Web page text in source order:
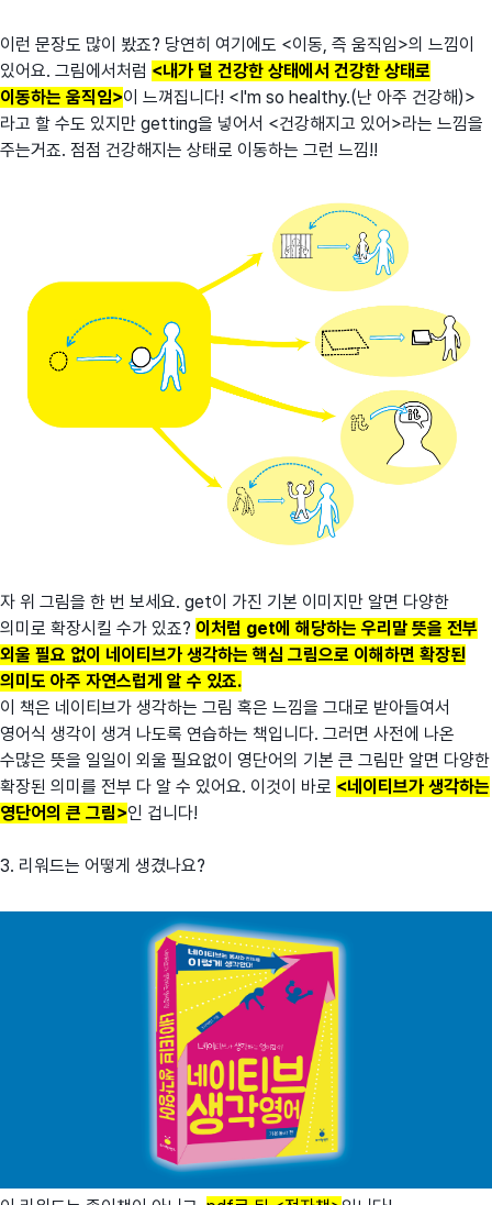
이런 문장도 많이 봤죠? 당연히 여기에도 <이동, 즉 움직임>의 느낌이
있어요. 그림에서처럼 <내가 덜 건강한 상태에서 건강한 상태로
이동하는 움직임>이 느껴집니다! <I'm so healthy.(난 아주 건강해)>
라고 할 수도 있지만 getting을 넣어서 <건강해지고 있어>라는 느낌을
주는거죠. 점점 건강해지는 상태로 이동하는 그런 느낌!!
자 위 그림을 한 번 보세요. get이 가진 기본 이미지만 알면 다양한
의미로 확장시킬 수가 있죠? 이처럼 get에 해당하는 우리말 뜻을 전부
외울 필요 없이 네이티브가 생각하는 핵심 그림으로 이해하면 확장된
의미도 아주 자연스럽게 알 수 있죠.
이 책은 네이티브가 생각하는 그림 혹은 느낌을 그대로 받아들여서
영어식 생각이 생겨 나도록 연습하는 책입니다. 그러면 사전에 나온
수많은 뜻을 일일이 외울 필요없이 영단어의 기본 큰 그림만 알면 다양한
확장된 의미를 전부 다 알 수 있어요. 이것이 바로 <네이티브가 생각하는
영단어의 큰 그림>인 겁니다!
3. 리워드는 어떻게 생겼나요?